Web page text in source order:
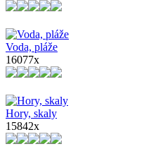
Voda, pláže
16077x
Hory, skaly
15842x